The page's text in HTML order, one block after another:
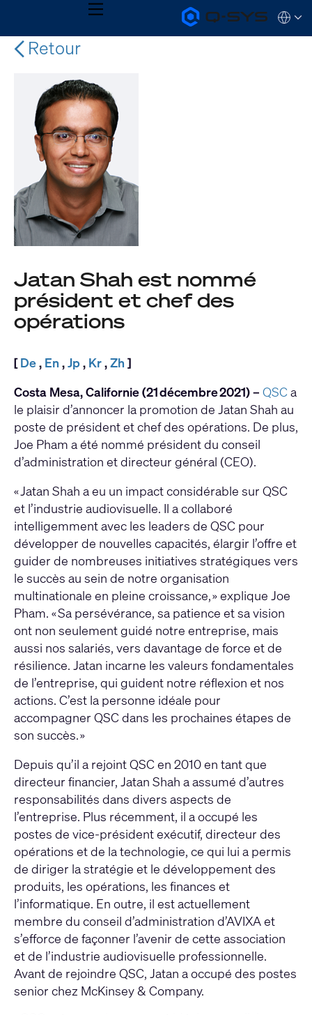
Q-
SYS
MENU
QSYS.com (English)
India (English)
Español
Français
日本語
한국어
Retour
Jatan Shah est nommé
président et chef des
opérations
[De, En ,Jp, Kr,Zh ]
Costa Mesa, Californie (21 décembre 2021) – QSC a
le plaisir d’annoncer la promotion de Jatan Shah au
poste de président et chef des opérations. De plus,
Joe Pham a été nommé président du conseil
d’administration et directeur général (CEO).
« Jatan Shah a eu un impact considérable sur QSC
et l’industrie audiovisuelle. Il a collaboré
intelligemment avec les leaders de QSC pour
développer de nouvelles capacités, élargir l’offre et
guider de nombreuses initiatives stratégiques vers
le succès au sein de notre organisation
multinationale en pleine croissance, » explique Joe
Pham. « Sa persévérance, sa patience et sa vision
ont non seulement guidé notre entreprise, mais
aussi nos salariés, vers davantage de force et de
résilience. Jatan incarne les valeurs fondamentales
de l’entreprise, qui guident notre réflexion et nos
actions. C’est la personne idéale pour
accompagner QSC dans les prochaines étapes de
son succès. »
Depuis qu’il a rejoint QSC en 2010 en tant que
directeur financier, Jatan Shah a assumé d’autres
responsabilités dans divers aspects de
l’entreprise. Plus récemment, il a occupé les
postes de vice-président exécutif, directeur des
opérations et de la technologie, ce qui lui a permis
de diriger la stratégie et le développement des
produits, les opérations, les finances et
l’informatique. En outre, il est actuellement
membre du conseil d’administration d’AVIXA et
s’efforce de façonner l’avenir de cette association
et de l’industrie audiovisuelle professionnelle.
Avant de rejoindre QSC, Jatan a occupé des postes
senior chez McKinsey & Company.